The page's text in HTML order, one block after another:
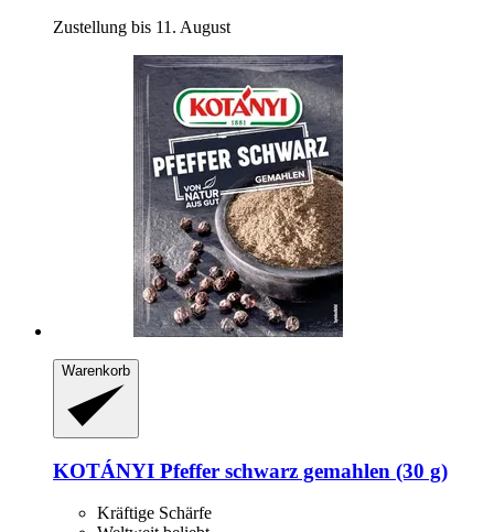
Zustellung bis 11. August
Warenkorb
KOTÁNYI Pfeffer schwarz gemahlen (30 g)
Kräftige Schärfe